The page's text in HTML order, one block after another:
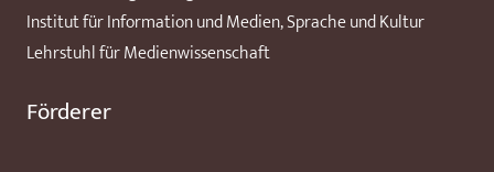
Institut für Information und Medien, Sprache und Kultur
Lehrstuhl für Medienwissenschaft
Förderer